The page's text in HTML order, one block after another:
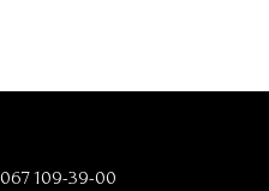
067 109-39-00